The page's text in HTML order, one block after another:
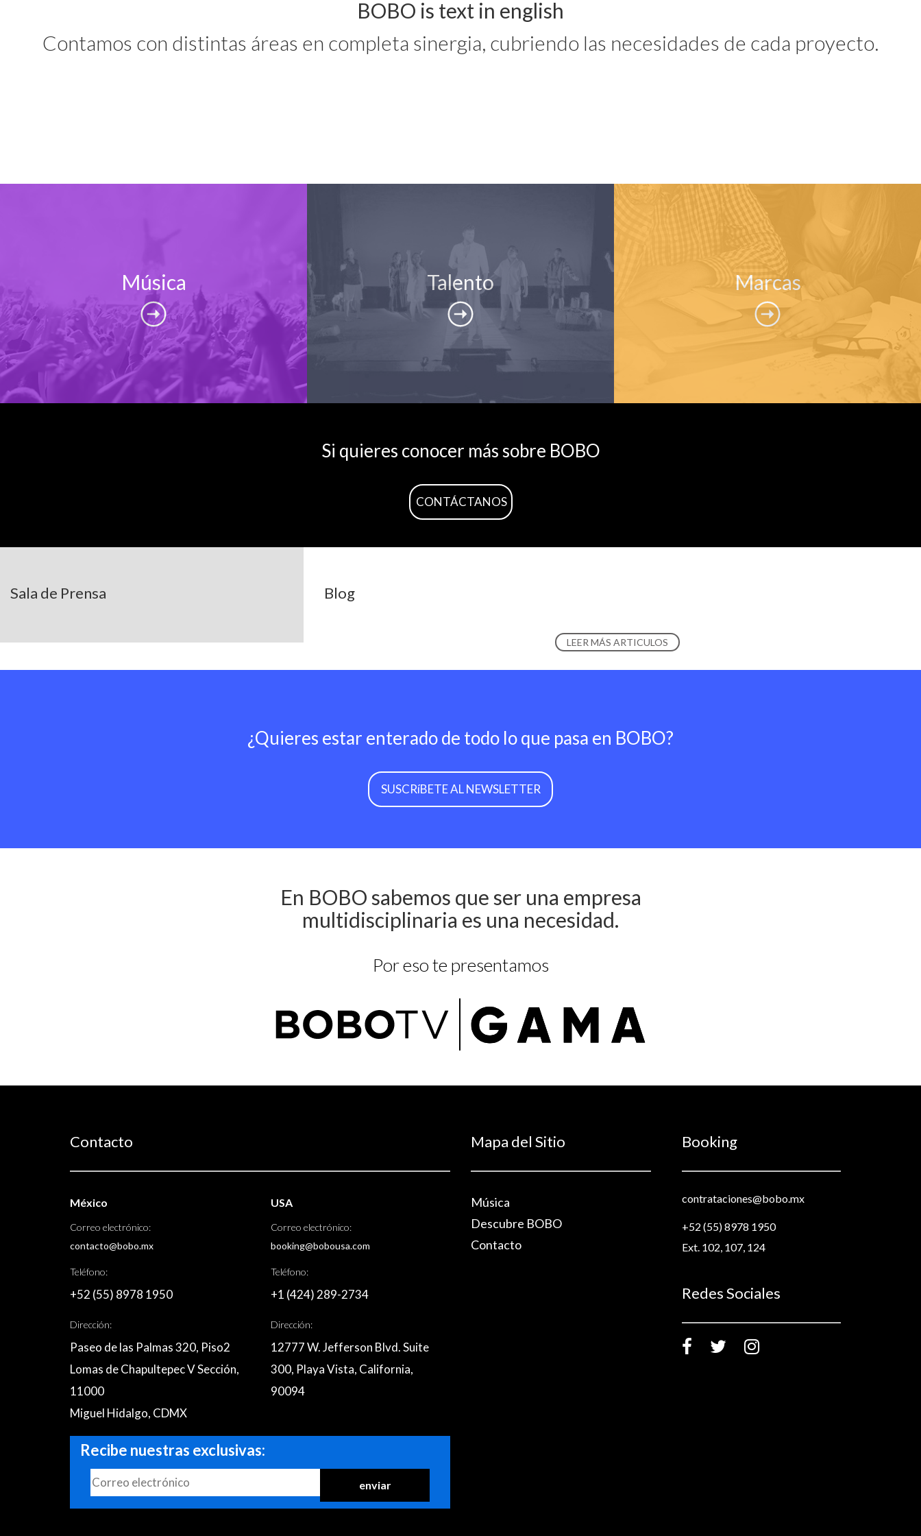
BOBO is text in english
Contamos con distintas áreas en completa sinergia, cubriendo las necesidades de cada proyecto.
Música Talento Marcas
Si quieres conocer más sobre BOBO
CONTÁCTANOS
Sala de Prensa Blog
LEER MÁS ARTICULOS
¿Quieres estar enterado de todo lo que pasa en BOBO?
SUSCRíBETE AL NEWSLETTER
En BOBO sabemos que ser una empresa
multidisciplinaria es una necesidad.
Por eso te presentamos
Contacto
México
Correo electrónico:
contacto@bobo.mx
Teléfono:
+52 (55) 8978 1950
Dirección:
Paseo de las Palmas 320, Piso2
Lomas de Chapultepec V Sección,
11000
Miguel Hidalgo, CDMX
USA
Correo electrónico:
booking@bobousa.com
Teléfono:
+1 (424) 289-2734
Dirección:
12777 W. Jefferson Blvd. Suite
300, Playa Vista, California,
90094
Recibe nuestras exclusivas:
Mapa del Sitio
Música
Descubre BOBO
Contacto
Booking
contrataciones@bobo.mx
+52 (55) 8978 1950
Ext. 102, 107, 124
Redes Sociales